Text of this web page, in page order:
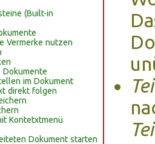
(Built-in
Vermerke nutzen
im Dokument
direkt folgen
Kontetxtmenü
Dokument starten